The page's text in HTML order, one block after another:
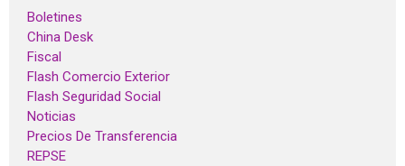
Boletines
China Desk
Fiscal
Flash Comercio Exterior
Flash Seguridad Social
Noticias
Precios De Transferencia
REPSE